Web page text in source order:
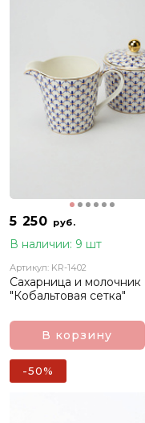
5 250 руб.
В наличии: 9 шт
Артикул: KR-1402
Сахарница и молочник
"Кобальтовая сетка"
В корзину
-50%